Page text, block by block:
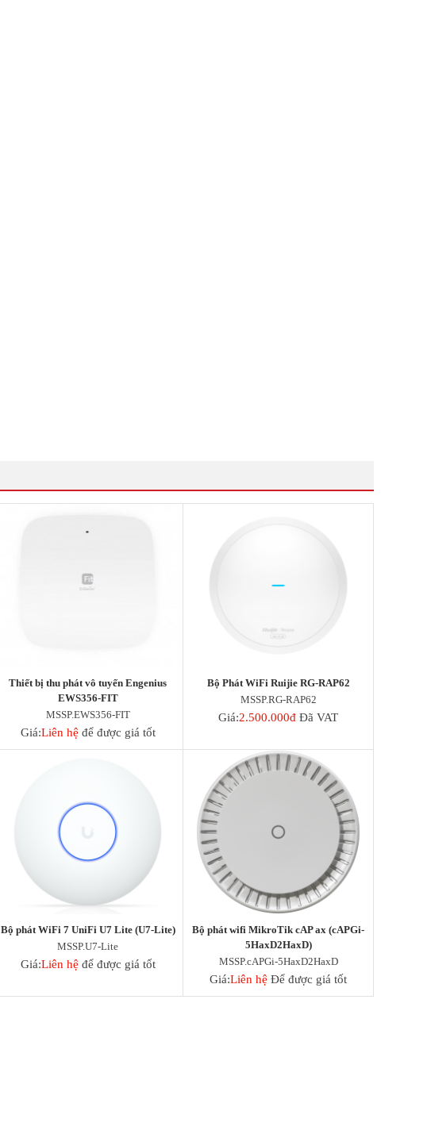
Thiết bị thu phát vô tuyến Engenius
EWS356-FIT
MSSP.EWS356-FIT
Giá:Liên hệ để được giá tốt
Bộ Phát WiFi Ruijie RG-RAP62
MSSP.RG-RAP62
Giá:2.500.000đ Đã VAT
Bộ phát WiFi 7 UniFi U7 Lite (U7-Lite)
MSSP.U7-Lite
Giá:Liên hệ để được giá tốt
Bộ phát wifi MikroTik cAP ax (cAPGi-
5HaxD2HaxD)
MSSP.cAPGi-5HaxD2HaxD
Giá:Liên hệ Để được giá tốt